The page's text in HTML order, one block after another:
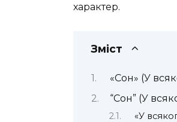
характер.
Зміст
«Сон» (У
“Сон” (У
«У